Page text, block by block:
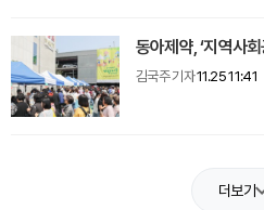
동아제약, ‘지역사
김국주 기자11.25 11:41
더보기